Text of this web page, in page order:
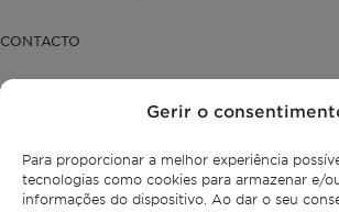
Gerir o
Para proporcionar a melhor experiência
tecnologias como cookies para armazenar e/
informações do dispositivo. Ao dar o seu
CONTACTO
+351 913 256 444
office@bontefilipidis.com
ESCRITÓRIO DE LISBOA